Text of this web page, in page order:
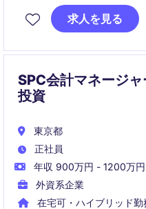
また、一部財務分析にも
求人を見る
SPC会計マネージ
投資
東京都
正社員
年収 900万円 - 1200万円
外資系企業
在宅可・ハイブリッド勤